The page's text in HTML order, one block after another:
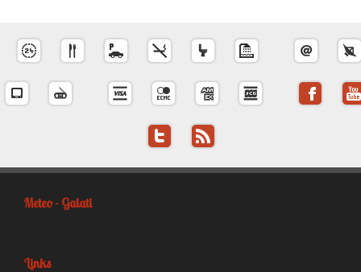
Meteo - Galati
Links